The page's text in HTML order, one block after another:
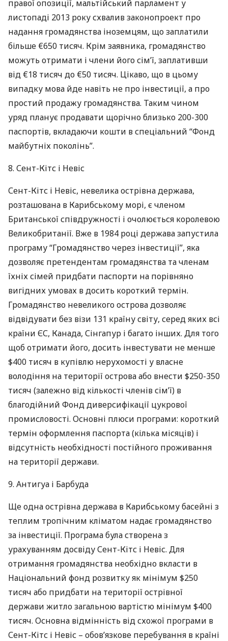
правої опозиції, мальтійський парламент у
листопаді 2013 року схвалив законопроект про
надання громадянства іноземцям, що заплатили
більше €650 тисяч. Крім заявника, громадянство
можуть отримати і члени його сім’ї, заплативши
від €18 тисяч до €50 тисяч. Цікаво, що в цьому
випадку мова йде навіть не про інвестиції, а про
простий продажу громадянства. Таким чином
уряд планує продавати щорічно близько 200-300
паспортів, вкладаючи кошти в спеціальний “Фонд
майбутніх поколінь”.
8. Сент-Кітс і Невіс
Сент-Кітс і Невіс, невелика острівна держава,
розташована в Карибському морі, є членом
Британської співдружності і очолюється королевою
Великобританії. Вже в 1984 році держава запустила
програму “Громадянство через інвестиції”, яка
дозволяє претендентам громадянства та членам
їхніх сімей придбати паспорти на порівняно
вигідних умовах в досить короткий термін.
Громадянство невеликого острова дозволяє
відвідувати без візи 131 країну світу, серед яких всі
країни ЄС, Канада, Сінгапур і багато інших. Для того
щоб отримати його, досить інвестувати не менше
$400 тисяч в купівлю нерухомості у власне
володіння на території острова або внести $250-350
тисяч (залежно від кількості членів сім’ї) в
благодійний Фонд диверсифікації цукрової
промисловості. Основні плюси програми: короткий
термін оформлення паспорта (кілька місяців) і
відсутність необхідності постійного проживання
на території держави.
9. Антигуа і Барбуда
Ще одна острівна держава в Карибському басейні з
теплим тропічним кліматом надає громадянство
за інвестиції. Програма була створена з
урахуванням досвіду Сент-Кітс і Невіс. Для
отримання громадянства необхідно вкласти в
Національний фонд розвитку як мінімум $250
тисяч або придбати на території острівної
держави житло загальною вартістю мінімум $400
тисяч. Основна відмінність від схожої програми в
Сент-Кітс і Невіс – обов’язкове перебування в країні